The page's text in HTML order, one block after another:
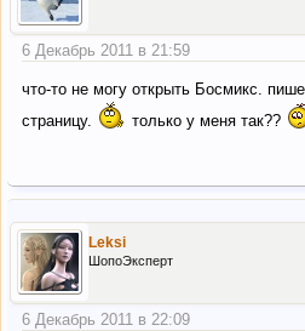
6 Декабрь 2011 в 21:59
что-то не могу открыть Босмикс.
страницу.
только у меня так??
Leksi
ШопоЭксперт
6 Декабрь 2011 в 22:09